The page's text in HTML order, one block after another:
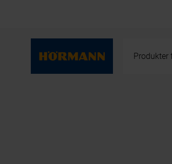
Produkter